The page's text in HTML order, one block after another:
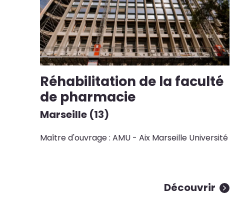
Réhabilitation de la faculté
de pharmacie
Marseille (13)
Maître d'ouvrage : AMU - Aix Marseille Université
Découvrir